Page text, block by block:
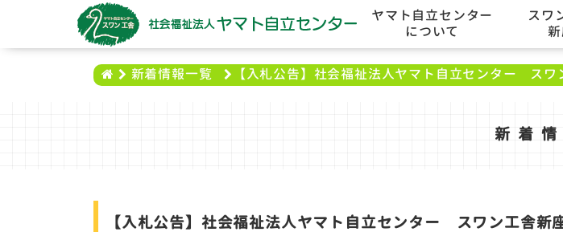
ヤマト自立センター
について
スワ
新着情報一覧 【入札公告】社会福祉法人ヤマト自立センター スワ
新着情
【入札公告】社会福祉法人ヤマト自立センター スワン工舎新